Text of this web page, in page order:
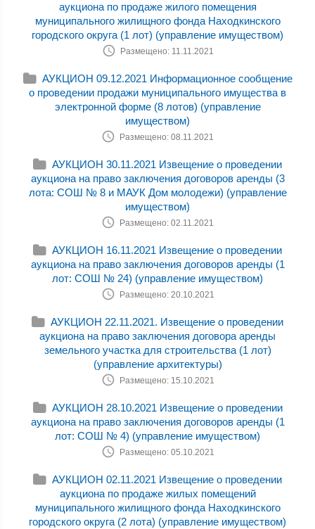
аукциона по продаже жилого помещения
муниципального жилищного фонда Находкинского
городского округа (1 лот) (управление имуществом)
Размещено: 11.11.2021
АУКЦИОН 09.12.2021 Информационное сообщение
о проведении продажи муниципального имущества в
электронной форме (8 лотов) (управление
имуществом)
Размещено: 08.11.2021
АУКЦИОН 30.11.2021 Извещение о проведении
аукциона на право заключения договоров аренды (3
лота: СОШ № 8 и МАУК Дом молодежи) (управление
имуществом)
Размещено: 02.11.2021
АУКЦИОН 16.11.2021 Извещение о проведении
аукциона на право заключения договоров аренды (1
лот: СОШ № 24) (управление имуществом)
Размещено: 20.10.2021
АУКЦИОН 22.11.2021. Извещение о проведении
аукциона на право заключения договора аренды
земельного участка для строительства (1 лот)
(управление архитектуры)
Размещено: 15.10.2021
АУКЦИОН 28.10.2021 Извещение о проведении
аукциона на право заключения договоров аренды (1
лот: СОШ № 4) (управление имуществом)
Размещено: 05.10.2021
АУКЦИОН 02.11.2021 Извещение о проведении
аукциона по продаже жилых помещений
муниципального жилищного фонда Находкинского
городского округа (2 лота) (управление имуществом)